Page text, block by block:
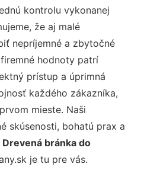
kontrolu vykonanej
že aj malé
nepríjemné a zbytočné
hodnoty patrí
prístup a úprimná
každého zákazníka,
mieste. Naši
skúsenosti, bohatú prax a
Drevená bránka do
je tu pre vás.